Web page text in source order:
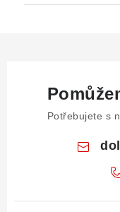
Potřebujete s